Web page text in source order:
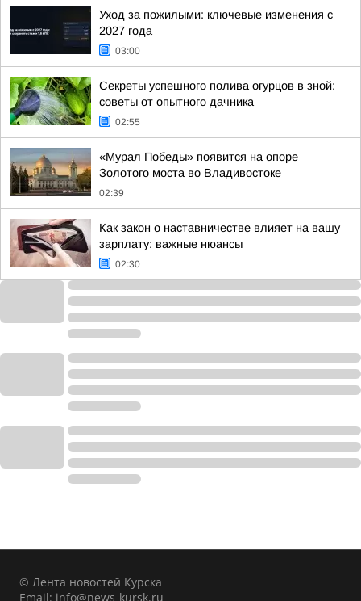
Уход за пожилыми: ключевые изменения с
2027 года
03:00
Секреты успешного полива огурцов в зной:
советы от опытного дачника
02:55
«Мурал Победы» появится на опоре
Золотого моста во Владивостоке
02:39
Как закон о наставничестве влияет на вашу
зарплату: важные нюансы
02:30
© Лента новостей Курска
Email: info@news-kursk.ru